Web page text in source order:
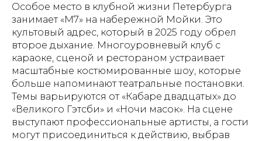
Особое место в клубной жизни Петербурга
занимает «М7» на набережной Мойки. Это
культовый адрес, который в 2025 году обрел
второе дыхание. Многоуровневый клуб с
караоке, сценой и рестораном устраивает
масштабные костюмированные шоу, которые
больше напоминают театральные постановки.
Темы варьируются от «Кабаре двадцатых» до
«Великого Гэтсби» и «Ночи масок». На сцене
выступают профессиональные артисты, а гости
могут присоединиться к действию, выбрав